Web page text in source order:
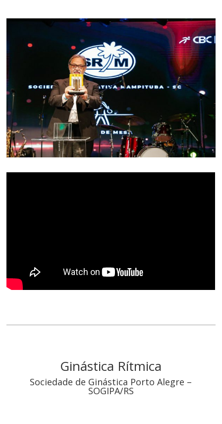
Ginástica Rítmica
Sociedade de Ginástica Porto Alegre –
SOGIPA/RS